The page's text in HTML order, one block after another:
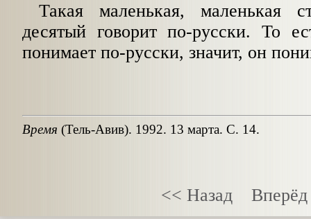
Такая маленькая, маленькая
десятый говорит по-русски. То
понимает по-русски, значит, он
Время (Тель-Авив). 1992. 13 марта. С. 14.
<< Назад